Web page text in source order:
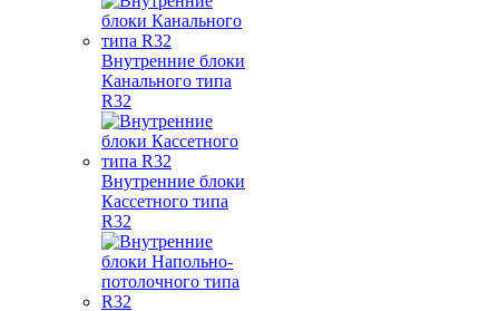
Внутренние блоки
Канального типа
R32
Внутренние блоки
Кассетного типа
R32